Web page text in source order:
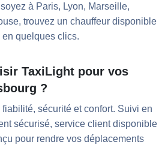
à Paris, Lyon, Marseille,
trouvez un chauffeur disponible
quelques clics.
TaxiLight pour vos
?
sécurité et confort. Suivi en
sécurisé, service client disponible
pour rendre vos déplacements